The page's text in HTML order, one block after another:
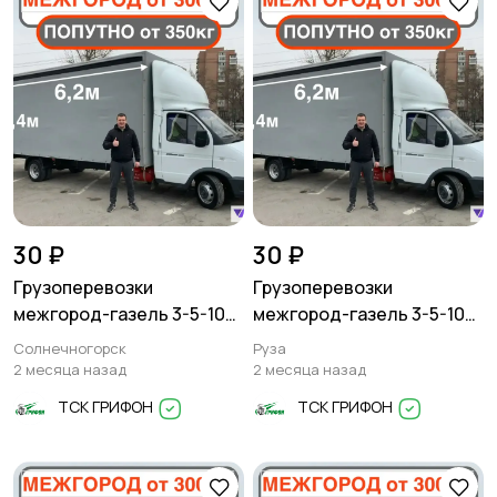
30 ₽
Грузоперевозки
межгород-газель 3-5-10
тонн
Солнечногорск
2 месяца назад
ТСК ГРИФОН
30 ₽
Грузоперевозки
межгород-газель 3-5-10
тонн
Руза
2 месяца назад
ТСК ГРИФОН